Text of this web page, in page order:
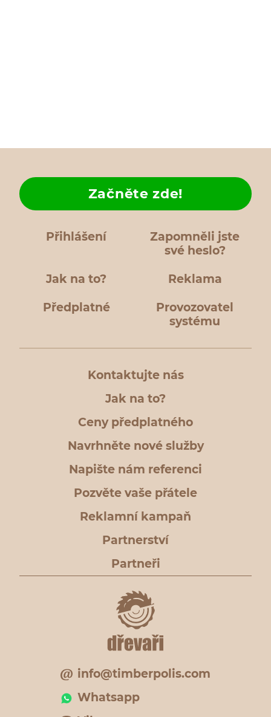
Přihlášení
Zapomněli jste
své heslo?
Jak na to?
Začněte zde!
Reklama
Předplatné
Provozovatel
systému
Kontaktujte nás
Jak na to?
Ceny předplatného
Navrhněte nové služby
Napište nám referenci
Pozvěte vaše přátele
Reklamní kampaň
Partnerství
Partneři
info@timberpolis.com
Whatsapp